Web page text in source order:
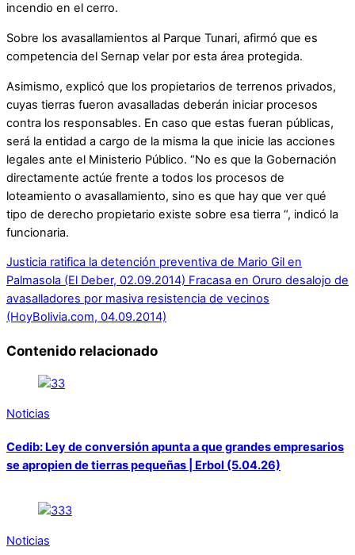
incendio en el cerro.
Sobre los avasallamientos al Parque Tunari, afirmó que es
competencia del Sernap velar por esta área protegida.
Asimismo, explicó que los propietarios de terrenos privados,
cuyas tierras fueron avasalladas deberán iniciar procesos
contra los responsables. En caso que estas fueran públicas,
será la entidad a cargo de la misma la que inicie las acciones
legales ante el Ministerio Público. “No es que la Gobernación
directamente actúe frente a todos los procesos de
loteamiento o avasallamiento, sino es que hay que ver qué
tipo de derecho propietario existe sobre esa tierra “, indicó la
funcionaria.
Justicia ratifica la detención preventiva de Mario Gil en
Palmasola (El Deber, 02.09.2014) Fracasa en Oruro desalojo de
avasalladores por masiva resistencia de vecinos
(HoyBolivia.com, 04.09.2014)
Contenido relacionado
Noticias
Cedib: Ley de conversión apunta a que grandes empresarios
se apropien de tierras pequeñas | Erbol (5.04.26)
Noticias